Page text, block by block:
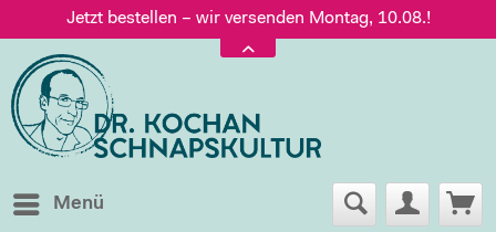
Jetzt bestellen – wir versenden Montag, 10.08.!
Versand nur 5,60 €, gratis ab 95 € Warenwert
Jetzt bestellen – wir versenden Montag, 10.08.!
Menü